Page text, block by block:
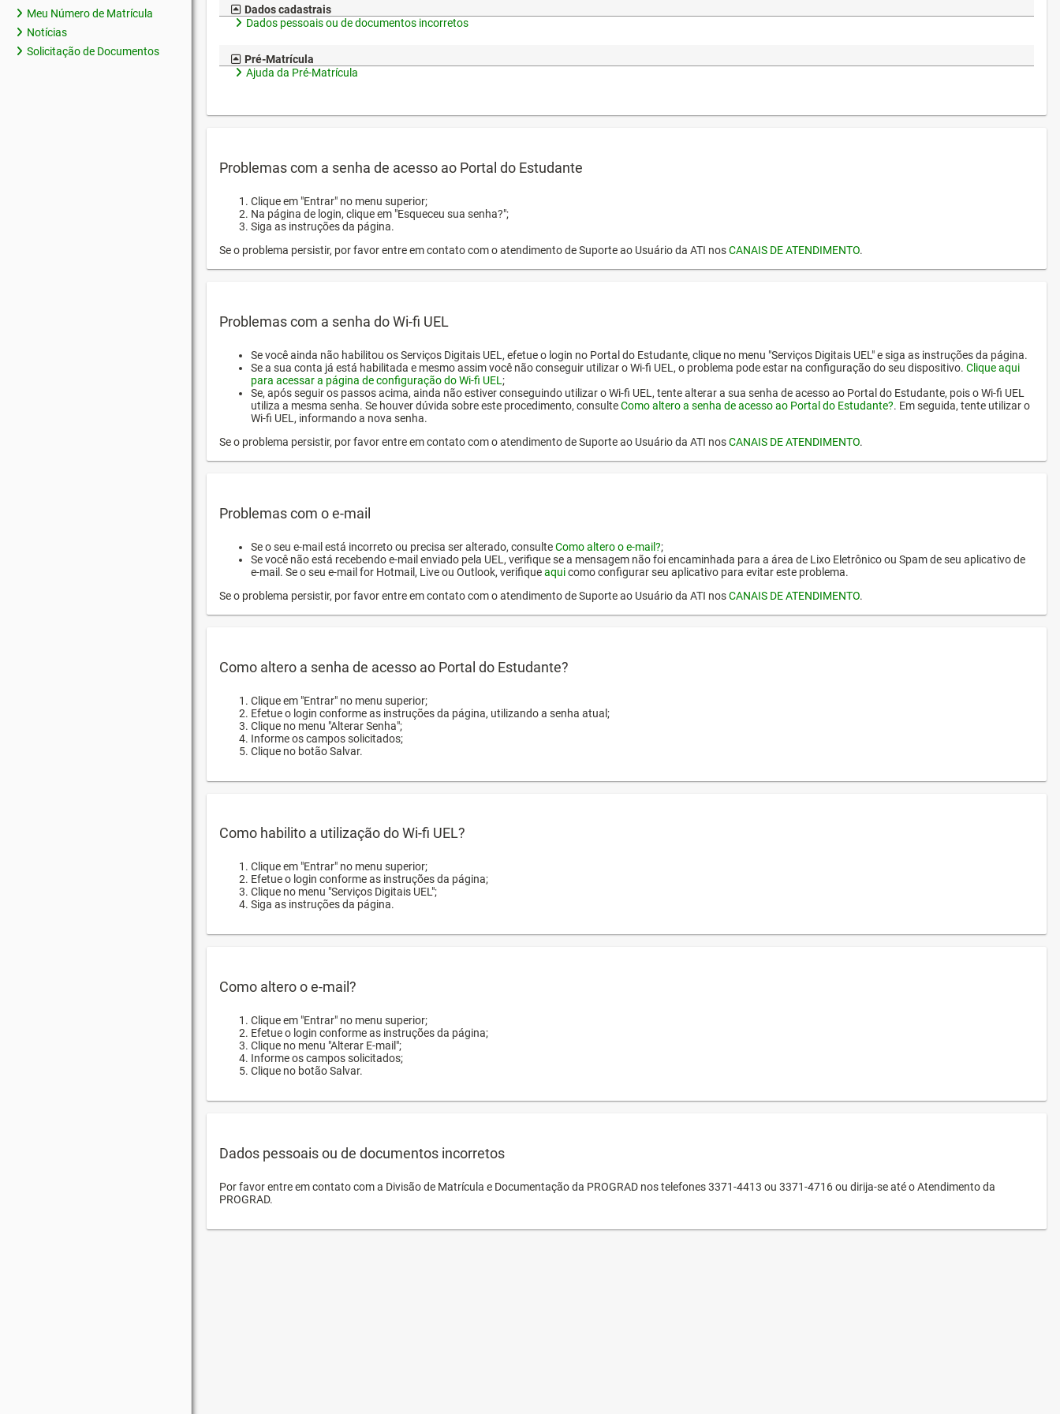
Meu Número de Matrícula
Notícias
Solicitação de Documentos
Dados cadastrais
Dados pessoais ou de documentos incorretos
Pré-Matrícula
Ajuda da Pré-Matrícula
Problemas com a senha de acesso ao Portal do Estudante
Clique em "Entrar" no menu superior;
Na página de login, clique em "Esqueceu sua senha?";
Siga as instruções da página.
Se o problema persistir, por favor entre em contato com o atendimento de Suporte ao Usuário da ATI nosCANAIS DE ATENDIMENTO.
Problemas com a senha do Wi-fi UEL
Se você ainda não habilitou os Serviços Digitais UEL, efetue o login no Portal do Estudante, clique no menu "Serviços Digitais UEL" e siga as instruções da página.
Se a sua conta já está habilitada e mesmo assim você não conseguir utilizar o Wi-fi UEL, o problema pode estar na configuração do seu dispositivo. Clique aqui
para acessar a página de configuração do Wi-fi UEL ;
Se, após seguir os passos acima, ainda não estiver conseguindo utilizar o Wi-fi UEL, tente alterar a sua senha de acesso ao Portal do Estudante, pois o Wi-fi UEL
utiliza a mesma senha. Se houver dúvida sobre este procedimento, consulteComo altero a senha de acesso ao Portal do Estudante?. Em seguida, tente utilizar o
Wi-fi UEL, informando a nova senha.
Se o problema persistir, por favor entre em contato com o atendimento de Suporte ao Usuário da ATI nosCANAIS DE ATENDIMENTO.
Problemas com o e-mail
Se o seu e-mail está incorreto ou precisa ser alterado, consulteComo altero o e-mail?;
Se você não está recebendo e-mail enviado pela UEL, verifique se a mensagem não foi encaminhada para a área de Lixo Eletrônico ou Spam de seu aplicativo de
e-mail. Se o seu e-mail for Hotmail, Live ou Outlook, verifiqueaquicomo configurar seu aplicativo para evitar este problema.
Se o problema persistir, por favor entre em contato com o atendimento de Suporte ao Usuário da ATI nosCANAIS DE ATENDIMENTO.
Como altero a senha de acesso ao Portal do Estudante?
Clique em "Entrar" no menu superior;
Efetue o login conforme as instruções da página, utilizando a senha atual;
Clique no menu "Alterar Senha";
Informe os campos solicitados;
Clique no botão Salvar.
Como habilito a utilização do Wi-fi UEL?
Clique em "Entrar" no menu superior;
Efetue o login conforme as instruções da página;
Clique no menu "Serviços Digitais UEL";
Siga as instruções da página.
Como altero o e-mail?
Clique em "Entrar" no menu superior;
Efetue o login conforme as instruções da página;
Clique no menu "Alterar E-mail";
Informe os campos solicitados;
Clique no botão Salvar.
Dados pessoais ou de documentos incorretos
Por favor entre em contato com a Divisão de Matrícula e Documentação da PROGRAD nos telefones 3371-4413 ou 3371-4716 ou dirija-se até o Atendimento da
PROGRAD.